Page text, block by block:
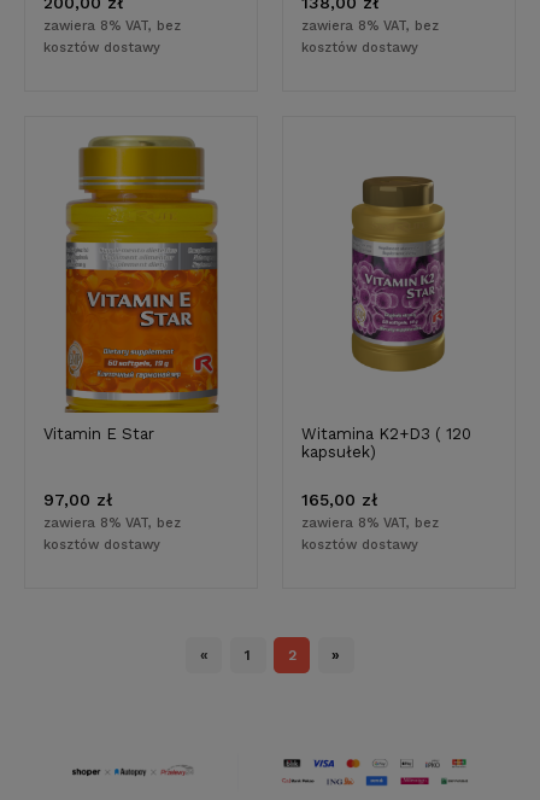
zawiera 8% VAT, bez
kosztów dostawy
zawiera 8% VAT, bez
kosztów dostawy
Vitamin E Star
97,00 zł
zawiera 8% VAT, bez
kosztów dostawy
Witamina K2+D3 ( 120
kapsułek)
165,00 zł
zawiera 8% VAT, bez
kosztów dostawy
« 1 2 »